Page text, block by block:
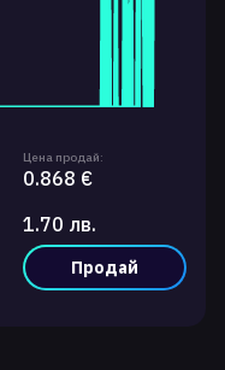
Цена продай:
0.868 €
1.70 лв.
Продай